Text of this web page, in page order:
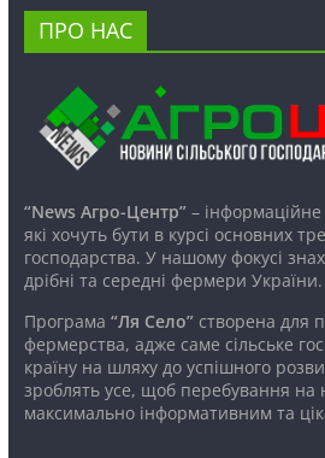
ПРО НАС
“News Агро-Центр”–
які хочуть бути в курсі основних
господарства. У нашому фокусі
дрібні та середні фермери України.
Програма “Ля Село”створена для
фермерства, адже саме сільське
країну на шляху до успішного
зроблять усе, щоб перебування на
максимально інформативним та